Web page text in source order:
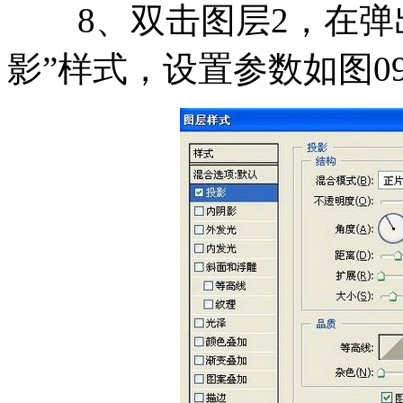
8、双击图层2，在弹
影”样式，设置参数如图